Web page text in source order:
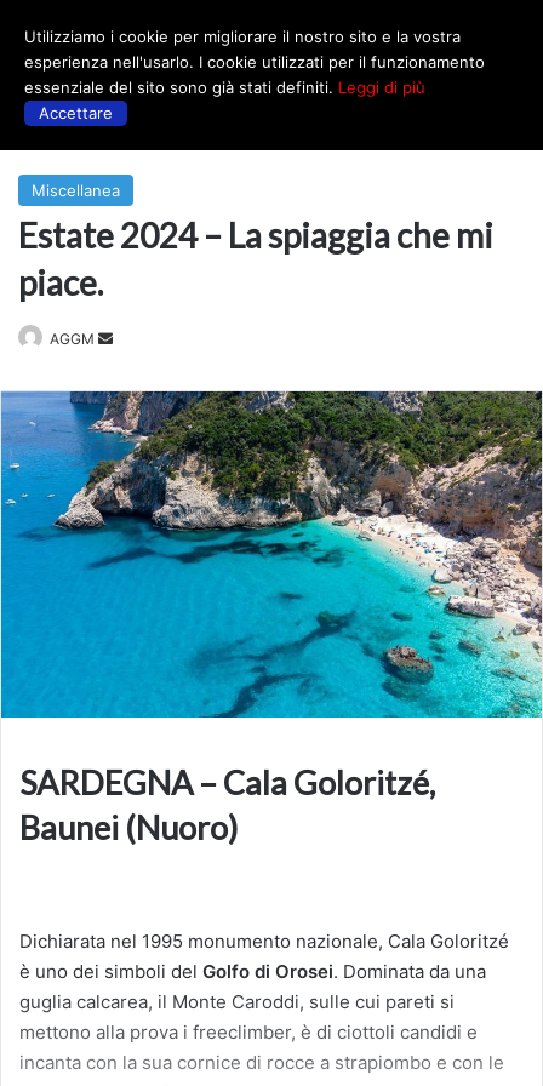
Miscellanea
Estate 2024 – La spiaggia che mi
piace.
AGGM
Invia
SARDEGNA – Cala Goloritzé,
Baunei (Nuoro)
Dichiarata nel 1995 monumento nazionale, Cala Goloritzé
è uno dei simboli del Golfo di Orosei. Dominata da una
guglia calcarea, il Monte Caroddi, sulle cui pareti si
mettono alla prova i freeclimber, è di ciottoli candidi e
incanta con la sua cornice di rocce a strapiombo e con le
Utilizziamo i cookie per migliorare il nostro sito e la vostra
esperienza nell'usarlo. I cookie utilizzati per il funzionamento
essenziale del sito sono già stati definiti. Leggi di più
Accettare